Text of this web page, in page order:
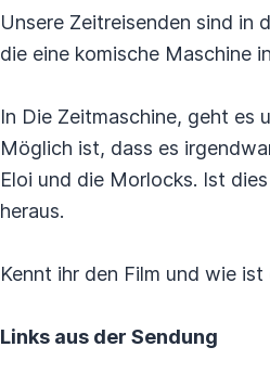
Unsere Zeitreisenden sind in
die eine komische Maschine
In Die Zeitmaschine, geht es
Möglich ist, dass es
Eloi und die Morlocks. Ist
heraus.
Kennt ihr den Film und wie
Links aus der Sendung